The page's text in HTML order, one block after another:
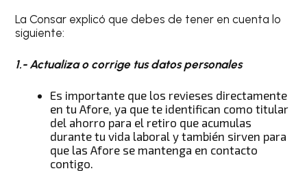
La Consar explicó que debes de tener en cuenta lo
siguiente:
1.- Actualiza o corrige tus datos personales
Es importante que los revieses directamente
en tu Afore, ya que te identifican como titular
del ahorro para el retiro que acumulas
durante tu vida laboral y también sirven para
que las Afore se mantenga en contacto
contigo.